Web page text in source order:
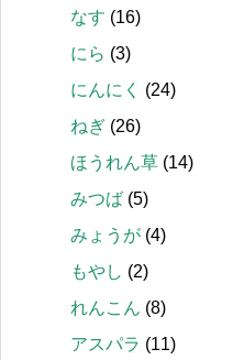
なす (16)
にら (3)
にんにく
(24)
ねぎ (26)
ほうれん草 (14)
みつば (5)
みょうが (4)
もやし (2)
れんこん (8)
アスパラ (11)